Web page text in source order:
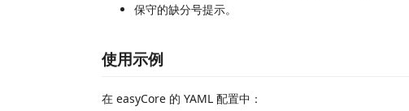
保守的缺分号提示。
使用示例
在 easyCore 的 YAML 配置中：